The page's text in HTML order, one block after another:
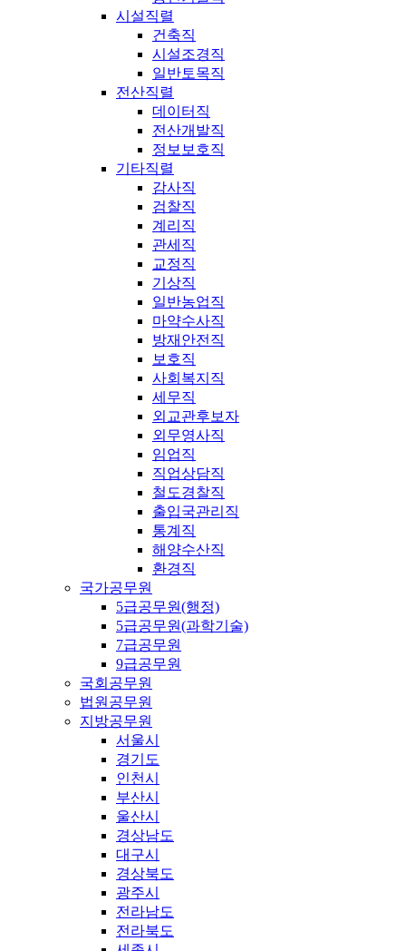
시설직렬
건축직
시설조경직
일반토목직
전산직렬
데이터직
전산개발직
정보보호직
기타직렬
감사직
검찰직
계리직
관세직
교정직
기상직
일반농업직
마약수사직
방재안전직
보호직
사회복지직
세무직
외교관후보자
외무영사직
임업직
직업상담직
철도경찰직
출입국관리직
통계직
해양수산직
환경직
국가공무원
5급공무원(행정)
5급공무원(과학기술)
7급공무원
9급공무원
국회공무원
법원공무원
지방공무원
서울시
경기도
인천시
부산시
울산시
경상남도
대구시
경상북도
광주시
전라남도
전라북도